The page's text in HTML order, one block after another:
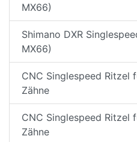
MX66)
Shimano DXR
MX66)
CNC Singlespeed Ritzel
Zähne
CNC Singlespeed Ritzel
Zähne